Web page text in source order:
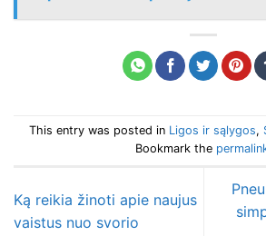
This entry was posted in Ligos ir sąlygos,
Bookmark the
Ką reikia žinoti apie naujus
vaistus nuo svorio